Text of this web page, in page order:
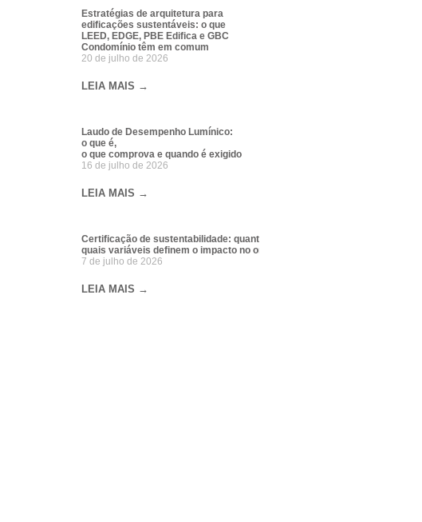
Estratégias de arquitetura para
edificações sustentáveis: o que
LEED, EDGE, PBE Edifica e GBC
Condomínio têm em comum
20 de julho de 2026
LEIA MAIS →
Laudo de Desempenho Lumínico:
o que é,
o que comprova e quando é exigido
16 de julho de 2026
LEIA MAIS →
Certificação de sustentabilidade: quanto custa e
quais variáveis definem o impacto no orçamento da obra
7 de julho de 2026
LEIA MAIS →